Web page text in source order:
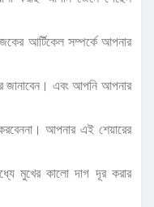
আর্টিকেল সম্পর্কে আপনার
জানাবেন। এবং আপনি আপনার
আপনার এই শেয়ারের
মুখের কালো দাগ দূর করার